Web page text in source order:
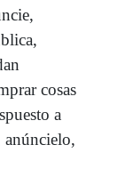
cosas
a
anúncielo,